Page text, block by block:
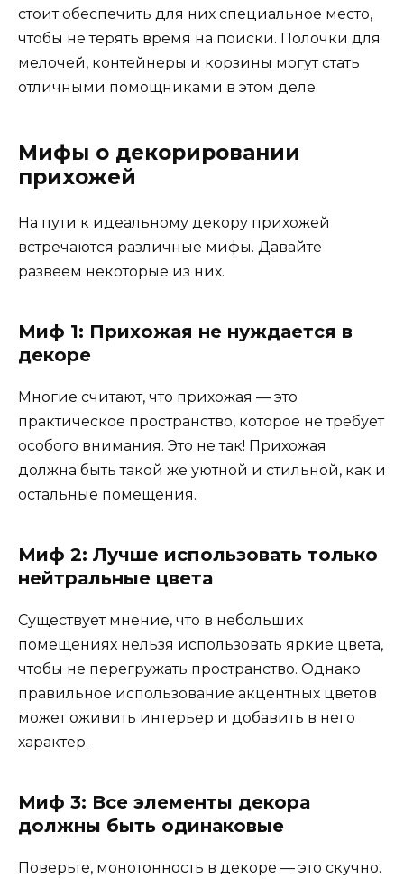
стоит обеспечить для них специальное место,
чтобы не терять время на поиски. Полочки для
мелочей, контейнеры и корзины могут стать
отличными помощниками в этом деле.
Мифы о декорировании
прихожей
На пути к идеальному декору прихожей
встречаются различные мифы. Давайте
развеем некоторые из них.
Миф 1: Прихожая не нуждается в
декоре
Многие считают, что прихожая — это
практическое пространство, которое не требует
особого внимания. Это не так! Прихожая
должна быть такой же уютной и стильной, как и
остальные помещения.
Миф 2: Лучше использовать только
нейтральные цвета
Существует мнение, что в небольших
помещениях нельзя использовать яркие цвета,
чтобы не перегружать пространство. Однако
правильное использование акцентных цветов
может оживить интерьер и добавить в него
характер.
Миф 3: Все элементы декора
должны быть одинаковые
Поверьте, монотонность в декоре — это скучно.